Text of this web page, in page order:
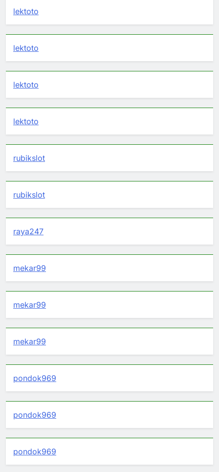
lektoto
lektoto
lektoto
lektoto
rubikslot
rubikslot
raya247
mekar99
mekar99
mekar99
pondok969
pondok969
pondok969